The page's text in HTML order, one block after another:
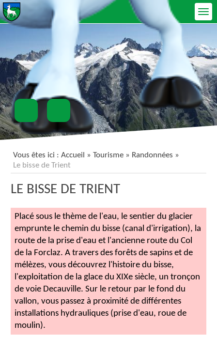
Ouvrir le menu
Vous êtes ici :Accueil » Tourisme » Randonnées »
Le bisse de Trient
LE BISSE DE TRIENT
Placé sous le thème de l'eau, le sentier du glacier
emprunte le chemin du bisse (canal d'irrigation), la
route de la prise d'eau et l'ancienne route du Col
de la Forclaz. A travers des forêts de sapins et de
mélèzes, vous découvrez l'histoire du bisse,
l'exploitation de la glace du XIXe siècle, un tronçon
de voie Decauville. Sur le retour par le fond du
vallon, vous passez à proximité de différentes
installations hydrauliques (prise d'eau, roue de
moulin).